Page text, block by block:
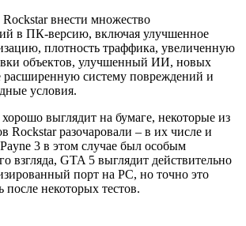
внести множество
в ПК-версию, включая улучшенное
плотность траффика, увеличенную
объектов, улучшенный ИИ, новых
систему повреждений и
условия.
хорошо выглядит на бумаге, некоторые из
Rockstar разочаровали – в их числе и
3 в этом случае был особым
взгляда, GTA 5 выглядит действительно
порт на PC, но точно это
некоторых тестов.